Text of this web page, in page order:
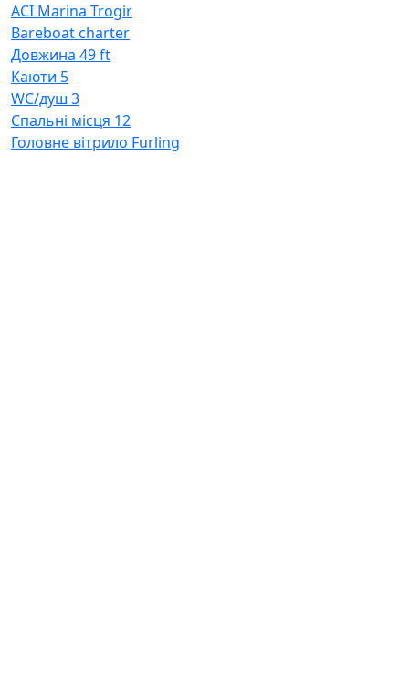
ACI Marina Trogir
Bareboat charter
Довжина 49 ft
Каюти 5
WC/душ 3
Спальні місця 12
Головне вітрило Furling